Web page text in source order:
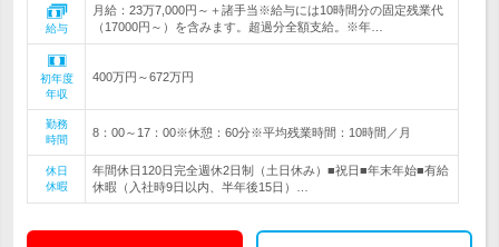
給与
月給：23万7,000円～＋諸手当※給与には10時間分の固定残業代
（17000円～）を含みます。超過分全額支給。※年…
初年度
年収
400万円～672万円
勤務
時間
8：00～17：00※休憩：60分※平均残業時間：10時間／月
休日
休暇
年間休日120日完全週休2日制（土日休み）■祝日■年末年始■有給
休暇（入社時9日以内、半年後15日）…